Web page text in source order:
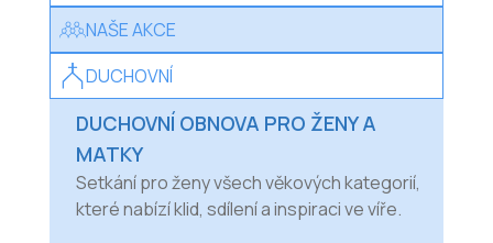
NAŠE AKCE
DUCHOVNÍ
DUCHOVNÍ OBNOVA PRO ŽENY A
MATKY
Setkání pro ženy všech věkových kategorií,
které nabízí klid, sdílení a inspiraci ve víře.